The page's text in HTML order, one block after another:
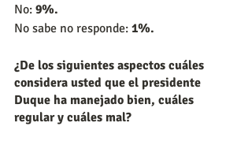
No: 9%.
No sabe no responde: 1%.
¿De los siguientes aspectos cuáles
considera usted que el presidente
Duque ha manejado bien, cuáles
regular y cuáles mal?